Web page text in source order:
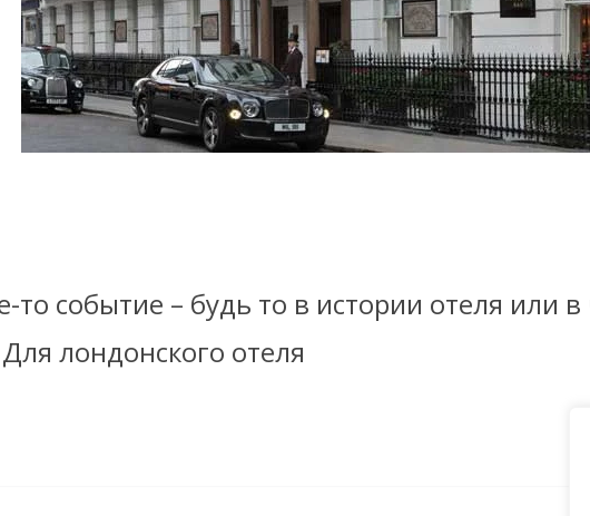
то событие – будь то в истории отеля или
лондонского отеля